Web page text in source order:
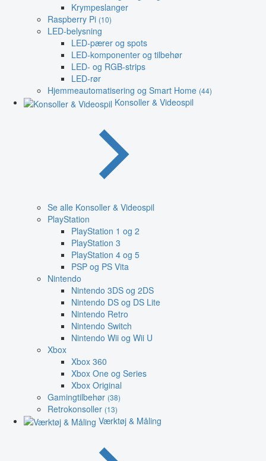
Krympeslanger
Raspberry Pi (10)
LED-belysning
LED-pærer og spots
LED-komponenter og tilbehør
LED- og RGB-strips
LED-rør
Hjemmeautomatisering og Smart Home (44)
Konsoller & Videospil
Se alle Konsoller & Videospil
PlayStation
PlayStation 1 og 2
PlayStation 3
PlayStation 4 og 5
PSP og PS Vita
Nintendo
Nintendo 3DS og 2DS
Nintendo DS og DS Lite
Nintendo Retro
Nintendo Switch
Nintendo Wii og Wii U
Xbox
Xbox 360
Xbox One og Series
Xbox Original
Gamingtilbehør (38)
Retrokonsoller (13)
Værktøj & Måling